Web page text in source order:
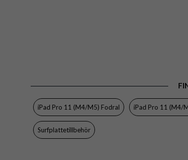
Tillverkarens art nr
EAN
iPad Pro 11 (M4/M5) Fodral iPad Pro 11 (M4/
Surfplattetillbehör